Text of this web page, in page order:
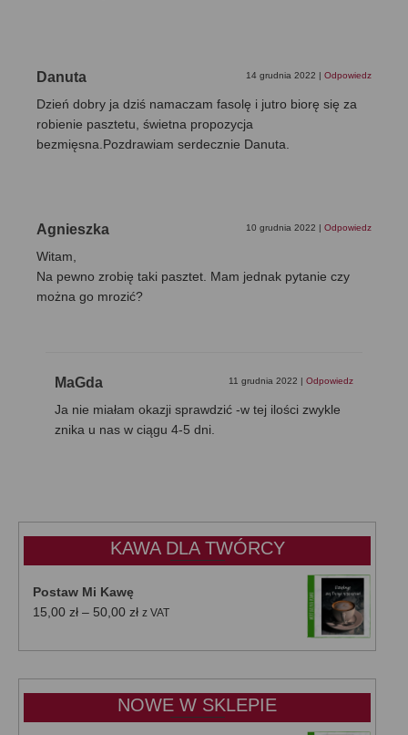
Danuta 14 grudnia 2022 | Odpowiedz
Dzień dobry ja dziś namaczam fasolę i jutro biorę się za
robienie pasztetu, świetna propozycja
bezmięsna.Pozdrawiam serdecznie Danuta.
Agnieszka 10 grudnia 2022 | Odpowiedz
Witam,
Na pewno zrobię taki pasztet. Mam jednak pytanie czy
można go mrozić?
MaGda 11 grudnia 2022 | Odpowiedz
Ja nie miałam okazji sprawdzić -w tej ilości zwykle
znika u nas w ciągu 4-5 dni.
KAWA DLA TWÓRCY
Postaw Mi Kawę
15,00 zł – 50,00 złZakres
od
do
50,00 zł
z VAT
NOWE W SKLEPIE